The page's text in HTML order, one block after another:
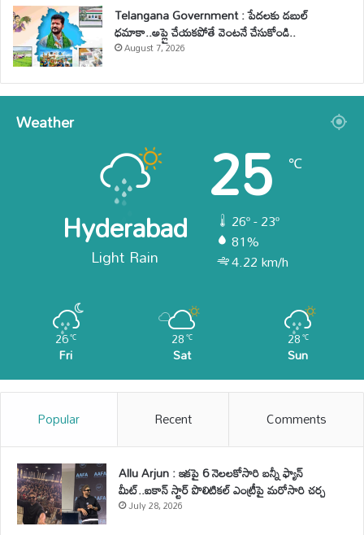
Telangana Government : పేదలకు డబుల్
ధమాకా..అప్లై చేయకపోతే వెంటనే చేసుకోండి..
August 7, 2026
Weather
Hyderabad
Light Rain
25 ℃
26º - 23º
81%
4.22 km/h
26℃
Fri
28℃
Sat
28℃
Sun
Popular Recent Comments
Allu Arjun : ఇకపై 6 నెలలకోసారి బన్నీ ఫ్యాన్
మీట్..ఐకాన్ స్టార్ పొలిటికల్ ఎంట్రీపై మరోసారి చర్చ
July 28, 2026